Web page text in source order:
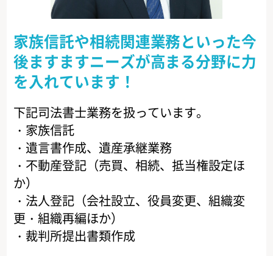
家族信託や相続関連業務といった今
後ますますニーズが高まる分野に力
を入れています！
下記司法書士業務を扱っています。
・家族信託
・遺言書作成、遺産承継業務
・不動産登記（売買、相続、抵当権設定ほ
か）
・法人登記（会社設立、役員変更、組織変
更・組織再編ほか）
・裁判所提出書類作成